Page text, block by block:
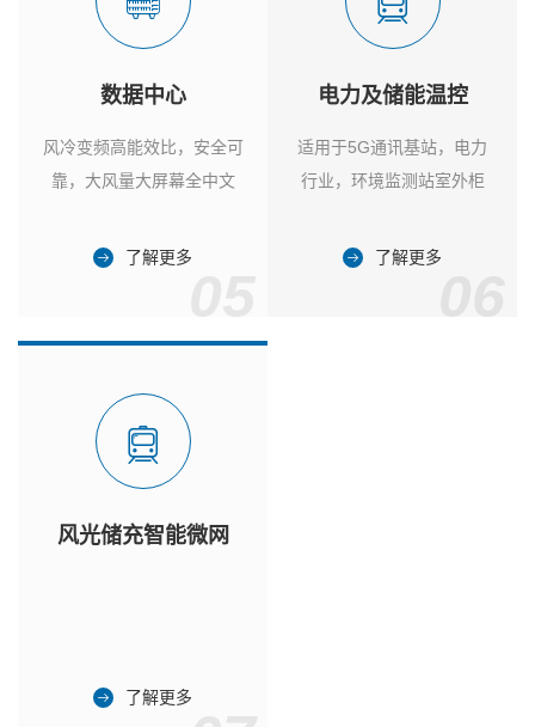
数据中心
风冷变频高能效比，安全可
靠，大风量大屏幕全中文
了解更多
电力及储能温控
适用于5G通讯基站，电力
行业，环境监测站室外柜
了解更多
风光储充智能微网
了解更多